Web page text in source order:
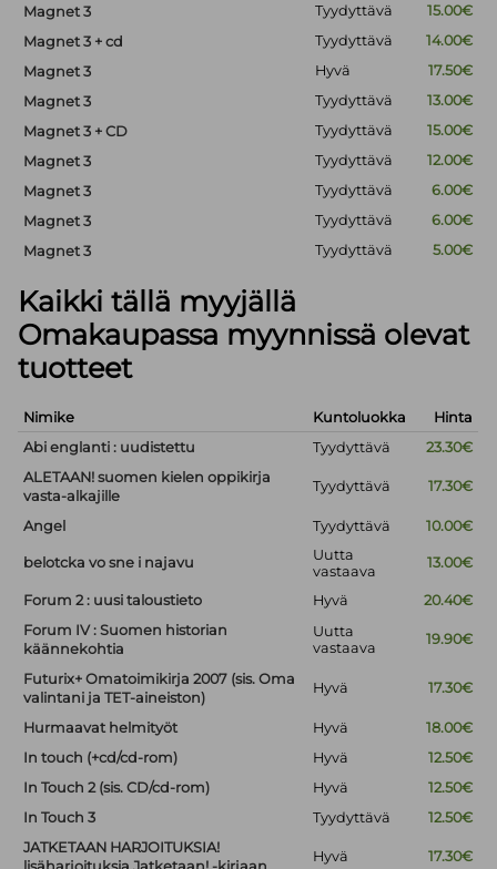
Magnet 3
Tyydyttävä
15.00€
Magnet 3 + cd
Tyydyttävä
14.00€
Magnet 3
Hyvä
17.50€
Magnet 3
Tyydyttävä
13.00€
Magnet 3 + CD
Tyydyttävä
15.00€
Magnet 3
Tyydyttävä
12.00€
Magnet 3
Tyydyttävä
6.00€
Magnet 3
Tyydyttävä
6.00€
Magnet 3
Tyydyttävä 5.00€
Kaikki tällä myyjällä
Omakaupassa myynnissä olevat
tuotteet
Nimike Kuntoluokka
Hinta
Abi englanti : uudistettu
Tyydyttävä
23.30€
ALETAAN! suomen kielen oppikirja
vasta-alkajille
Tyydyttävä 17.30€
Angel Tyydyttävä 10.00€
belotcka vo sne i najavu
Uutta
vastaava
13.00€
Forum 2 : uusi taloustieto Hyvä
20.40€
Forum IV : Suomen historian
käännekohtia
Uutta
vastaava
19.90€
Futurix+ Omatoimikirja 2007 (sis. Oma
valintani ja TET-aineiston)
Hyvä 17.30€
Hurmaavat helmityöt Hyvä
18.00€
In touch (+cd/cd-rom)
Hyvä
12.50€
In Touch 2 (sis. CD/cd-rom)
Hyvä
12.50€
In Touch 3
Tyydyttävä
12.50€
JATKETAAN HARJOITUKSIA!
Hyvä 17.30€